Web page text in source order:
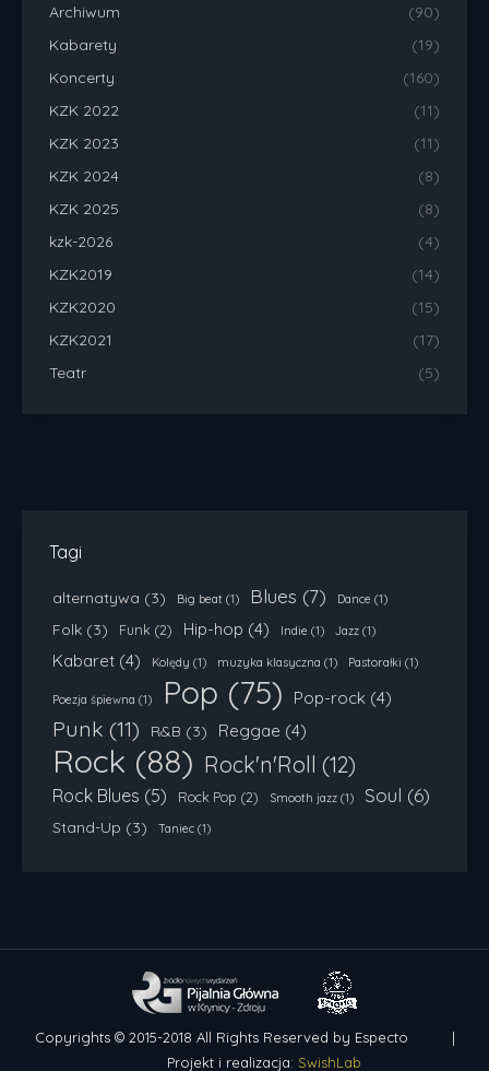
Archiwum
(90)
Kabarety
(19)
Koncerty
(160)
KZK 2022
(11)
KZK 2023
(11)
KZK 2024
(8)
KZK 2025
(8)
kzk-2026
(4)
KZK2019
(14)
KZK2020
(15)
KZK2021
(17)
Teatr
(5)
Tagi
alternatywa (3) Big beat (1) Blues (7) Dance (1)
Folk (3) Funk (2) Hip-hop (4) Indie (1) Jazz (1)
Kabaret (4) Kolędy (1) muzyka klasyczna (1) Pastorałki (1)
Poezja śpiewna (1) Pop (75) Pop-rock (4)
Punk (11) R&B (3) Reggae (4)
Rock (88) Rock'n'Roll (12)
Rock Blues (5) Rock Pop (2) Smooth jazz (1) Soul (6)
Stand-Up (3) Taniec (1)
Copyrights © 2015-2018 All Rights Reserved by Especto |
Projekt i realizacja: SwishLab